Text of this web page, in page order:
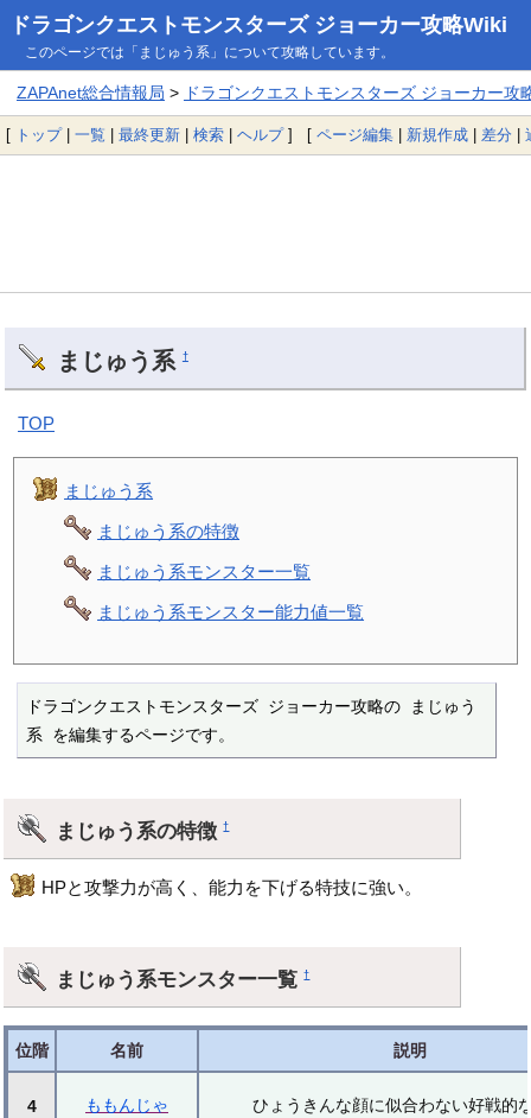
ドラゴンクエストモンスターズ ジョーカー攻略Wiki
このページでは「まじゅう系」について攻略しています。
ZAPAnet総合情報局 > ドラゴンクエストモンスターズ ジョーカー攻
[ トップ| 一覧 | 最終更新 | 検索 | ヘルプ] [ ページ編集 | 新規作成 | 差分 |
まじゅう系 †
TOP
まじゅう系
まじゅう系の特徴
まじゅう系モンスター一覧
まじゅう系モンスター能力値一覧
ドラゴンクエストモンスターズ ジョーカー攻略の まじゅう
系 を編集するページです。
まじゅう系の特徴†
HPと攻撃力が高く、能力を下げる特技に強い。
まじゅう系モンスター一覧†
位階 名前 説明
4 ももんじゃ ひょうきんな顔に似合わない好戦的